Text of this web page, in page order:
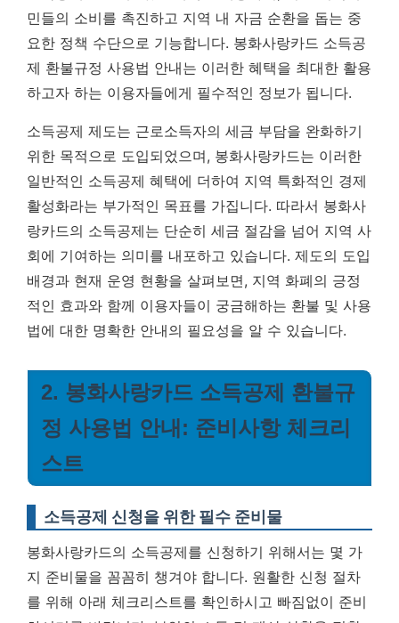
민들의 소비를 촉진하고 지역 내 자금 순환을 돕는 중
요한 정책 수단으로 기능합니다. 봉화사랑카드 소득공
제 환불규정 사용법 안내는 이러한 혜택을 최대한 활용
하고자 하는 이용자들에게 필수적인 정보가 됩니다.
소득공제 제도는 근로소득자의 세금 부담을 완화하기
위한 목적으로 도입되었으며, 봉화사랑카드는 이러한
일반적인 소득공제 혜택에 더하여 지역 특화적인 경제
활성화라는 부가적인 목표를 가집니다. 따라서 봉화사
랑카드의 소득공제는 단순히 세금 절감을 넘어 지역 사
회에 기여하는 의미를 내포하고 있습니다. 제도의 도입
배경과 현재 운영 현황을 살펴보면, 지역 화폐의 긍정
적인 효과와 함께 이용자들이 궁금해하는 환불 및 사용
법에 대한 명확한 안내의 필요성을 알 수 있습니다.
2. 봉화사랑카드 소득공제 환불규
정 사용법 안내: 준비사항 체크리
스트
소득공제 신청을 위한 필수 준비물
봉화사랑카드의 소득공제를 신청하기 위해서는 몇 가
지 준비물을 꼼꼼히 챙겨야 합니다. 원활한 신청 절차
를 위해 아래 체크리스트를 확인하시고 빠짐없이 준비